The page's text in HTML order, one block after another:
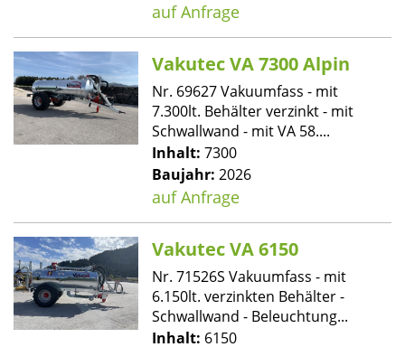
auf Anfrage
Vakutec VA 7300 Alpin
Nr. 69627 Vakuumfass - mit
7.300lt. Behälter verzinkt - mit
Schwallwand - mit VA 58....
Inhalt: 7300
Baujahr: 2026
auf Anfrage
Vakutec VA 6150
Nr. 71526S Vakuumfass - mit
6.150lt. verzinkten Behälter -
Schwallwand - Beleuchtung...
Inhalt: 6150